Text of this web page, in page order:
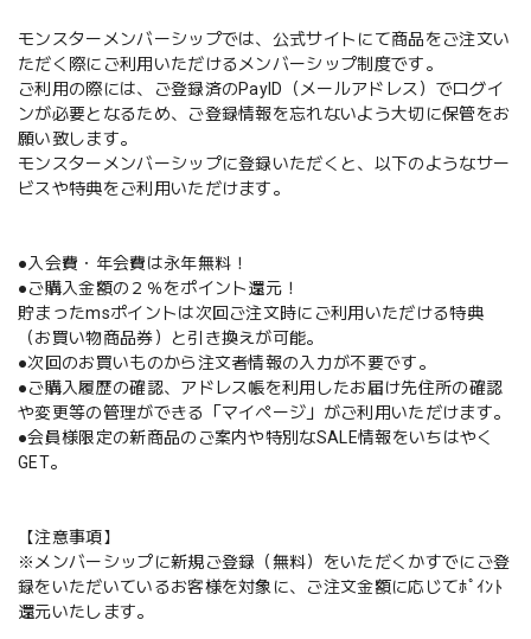
モンスターメンバーシップでは、公式サイトにて商品をご注文い
ただく際にご利用いただけるメンバーシップ制度です。
ご利用の際には、ご登録済のPayID（メールアドレス）でログイ
ンが必要となるため、ご登録情報を忘れないよう大切に保管をお
願い致します。
モンスターメンバーシップに登録いただくと、以下のようなサー
ビスや特典をご利用いただけます。
●入会費・年会費は永年無料！
●ご購入金額の２％をポイント還元！
貯まったmsポイントは次回ご注文時にご利用いただける特典
（お買い物商品券）と引き換えが可能。
●次回のお買いものから注文者情報の入力が不要です。
●ご購入履歴の確認、アドレス帳を利用したお届け先住所の確認
や変更等の管理ができる「マイページ」がご利用いただけます。
●会員様限定の新商品のご案内や特別なSALE情報をいちはやく
GET。
【注意事項】
※メンバーシップに新規ご登録（無料）をいただくかすでにご登
録をいただいているお客様を対象に、ご注文金額に応じてﾎﾟｲﾝﾄ
還元いたします。